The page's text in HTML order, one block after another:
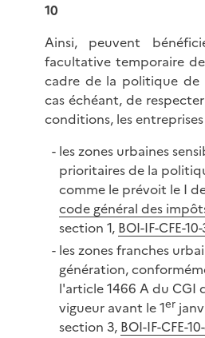
10
Ainsi, peuvent
facultative temporaire
cadre de la politique de
cas échéant, de
conditions, les
les zones urbaines
prioritaires de la
comme le prévoit le I
code général des
section 1, BOI-IF-CFE-
les zones franches
génération,
l'article 1466 A du CGI
vigueur avant le 1er
section 3, BOI-IF-CFE-